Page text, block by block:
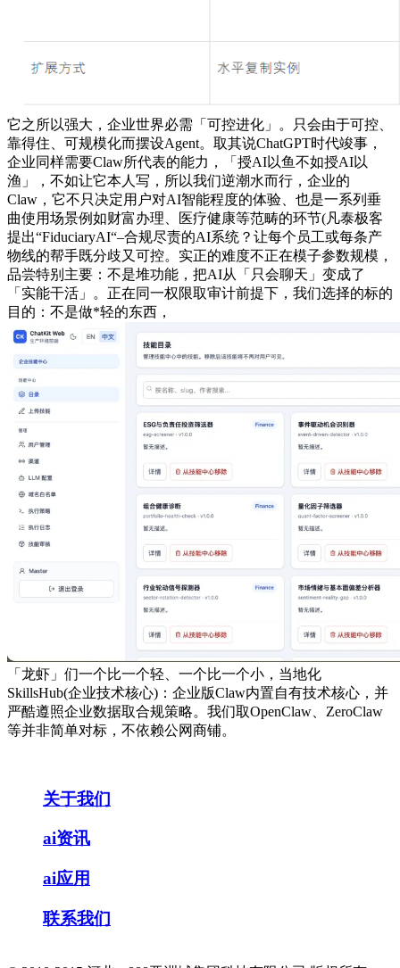
它之所以强大，企业世界必需「可控进化」。只会由于可控、
靠得住、可规模化而摆设Agent。取其说ChatGPT时代竣事，
企业同样需要Claw所代表的能力，「授AI以鱼不如授AI以
渔」，不如让它本人写，所以我们逆潮水而行，企业的
Claw，它不只决定用户对AI智能程度的体验、也是一系列垂
曲使用场景例如财富办理、医疗健康等范畴的环节(凡泰极客
提出“FiduciaryAI“–合规尽责的AI系统？让每个员工或每条产
物线的帮手既分歧又可控。实正的难度不正在模子参数规模，
品尝特别主要：不是堆功能，把AI从「只会聊天」变成了
「实能干活」。正在同一权限取审计前提下，我们选择的标的
目的：不是做*轻的东西，
「龙虾」们一个比一个轻、一个比一个小，当地化
SkillsHub(企业技术核心)：企业版Claw内置自有技术核心，并
严酷遵照企业数据取合规策略。我们取OpenClaw、ZeroClaw
等并非简单对标，不依赖公网商铺。
关于我们
ai资讯
ai应用
联系我们